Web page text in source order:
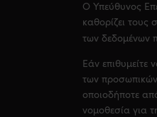
Ο Υπεύθυνος
καθορίζει τους
των δεδομένων
Εάν επιθυμείτε
των
οποιοδήποτε
νομοθεσία για